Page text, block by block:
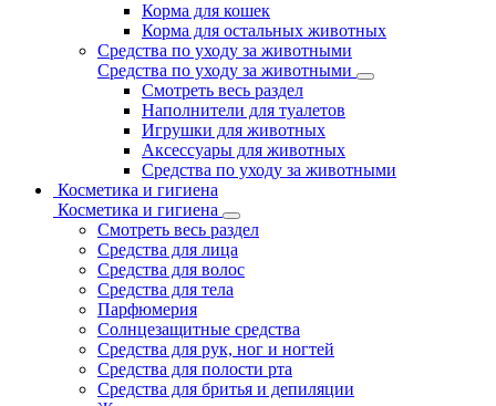
Корма для кошек
Корма для остальных животных
Средства по уходу за животными
Средства по уходу за животными
Смотреть весь раздел
Наполнители для туалетов
Игрушки для животных
Аксессуары для животных
Средства по уходу за животными
Косметика и гигиена
Косметика и гигиена
Смотреть весь раздел
Средства для лица
Средства для волос
Средства для тела
Парфюмерия
Солнцезащитные средства
Средства для рук, ног и ногтей
Средства для полости рта
Средства для бритья и депиляции